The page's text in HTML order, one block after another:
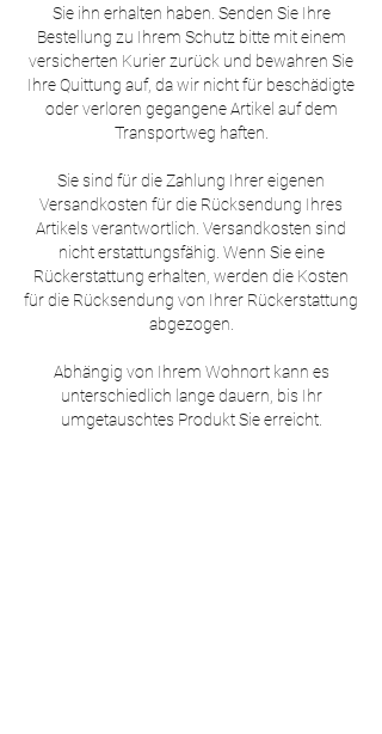
Sie ihn erhalten haben. Senden Sie Ihre
Bestellung zu Ihrem Schutz bitte mit einem
versicherten Kurier zurück und bewahren Sie
Ihre Quittung auf, da wir nicht für beschädigte
oder verloren gegangene Artikel auf dem
Transportweg haften.
Sie sind für die Zahlung Ihrer eigenen
Versandkosten für die Rücksendung Ihres
Artikels verantwortlich. Versandkosten sind
nicht erstattungsfähig. Wenn Sie eine
Rückerstattung erhalten, werden die Kosten
für die Rücksendung von Ihrer Rückerstattung
abgezogen.
Abhängig von Ihrem Wohnort kann es
unterschiedlich lange dauern, bis Ihr
umgetauschtes Produkt Sie erreicht.